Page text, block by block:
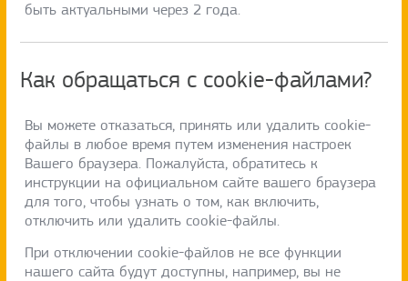
быть актуальными через 2 года.
Как обращаться с cookie-файлами?
Вы можете отказаться, принять или удалить cookie-
файлы в любое время путем изменения настроек
Вашего браузера. Пожалуйста, обратитесь к
инструкции на официальном сайте вашего браузера
для того, чтобы узнать о том, как включить,
отключить или удалить cookie-файлы.
При отключении cookie-файлов не все функции
нашего сайта будут доступны, например, вы не